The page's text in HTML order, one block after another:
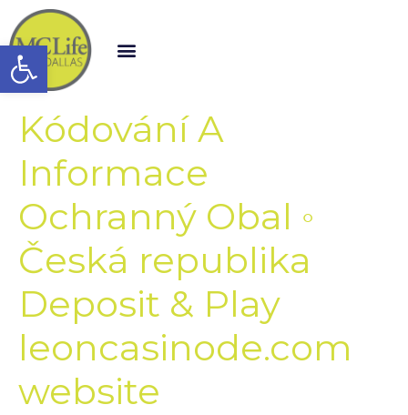
Open toolbar
Kódování A
Informace
Ochranný Obal ◦
Česká republika
Deposit & Play
leoncasinode.com
website